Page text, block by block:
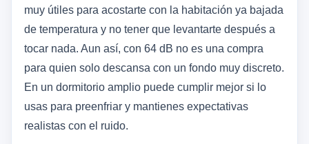
muy útiles para acostarte con la habitación ya bajada
de temperatura y no tener que levantarte después a
tocar nada. Aun así, con 64 dB no es una compra
para quien solo descansa con un fondo muy discreto.
En un dormitorio amplio puede cumplir mejor si lo
usas para preenfriar y mantienes expectativas
realistas con el ruido.